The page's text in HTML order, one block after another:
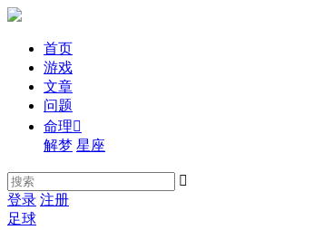
首页
游戏
文章
问题
命理
解梦 星座

登录 注册
足球